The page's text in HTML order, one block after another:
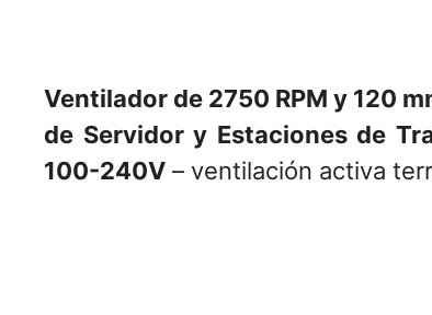
Ventilador de 2750 RPM y 120
de Servidor y Estaciones de
100-240V – ventilación activa